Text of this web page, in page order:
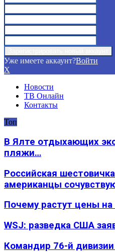
Уже имеете аккаунт?Войти
X
Новости
ТВ Онлайн
Контакты
Топ
В Ялте отдыхающих
пляжи…
Российская
американцы
Почему растут цены
WSJ: разведка США
Командир 76-й